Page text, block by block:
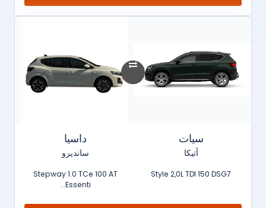
سيات
أتيكا
Style 2,0L TDI 150 DSG7
داسيا
سانديرو
Stepway 1.0 TCe 100 AT
Essenti...